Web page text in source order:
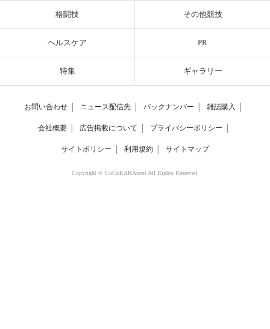
格闘技 その他競技
ヘルスケア PR
特集 ギャラリー
お問い合わせ ニュース配信先 バックナンバー 雑誌購入
会社概要 広告掲載について プライバシーポリシー
サイトポリシー 利用規約 サイトマップ
Copyright © CoCoKARAnext All Rights Reserved.